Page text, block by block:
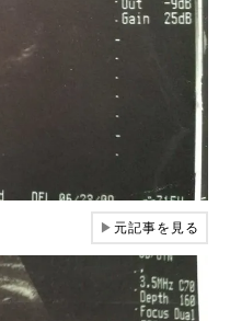
▶元記事を見る